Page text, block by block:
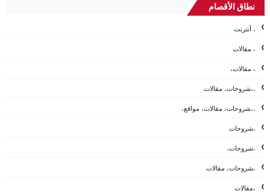
نطاق الأقصام
، أنترنت
، مقالات
، مقالات،
،،شروحات، مقالات
،،شروحات، مقالات، مواقع،
،شروحات
،شروحات،
،شروحات، مقالات
،مقالات